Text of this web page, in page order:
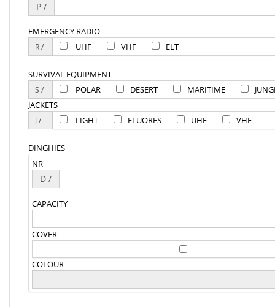
P /
EMERGENCY RADIO
UHF
VHF ELT
SURVIVAL EQUIPMENT
POLAR
DESERT MARITIME
JACKETS
LIGHT
FLUORES UHF VHF
DINGHIES
NR
D /
CAPACITY
COVER
COLOUR